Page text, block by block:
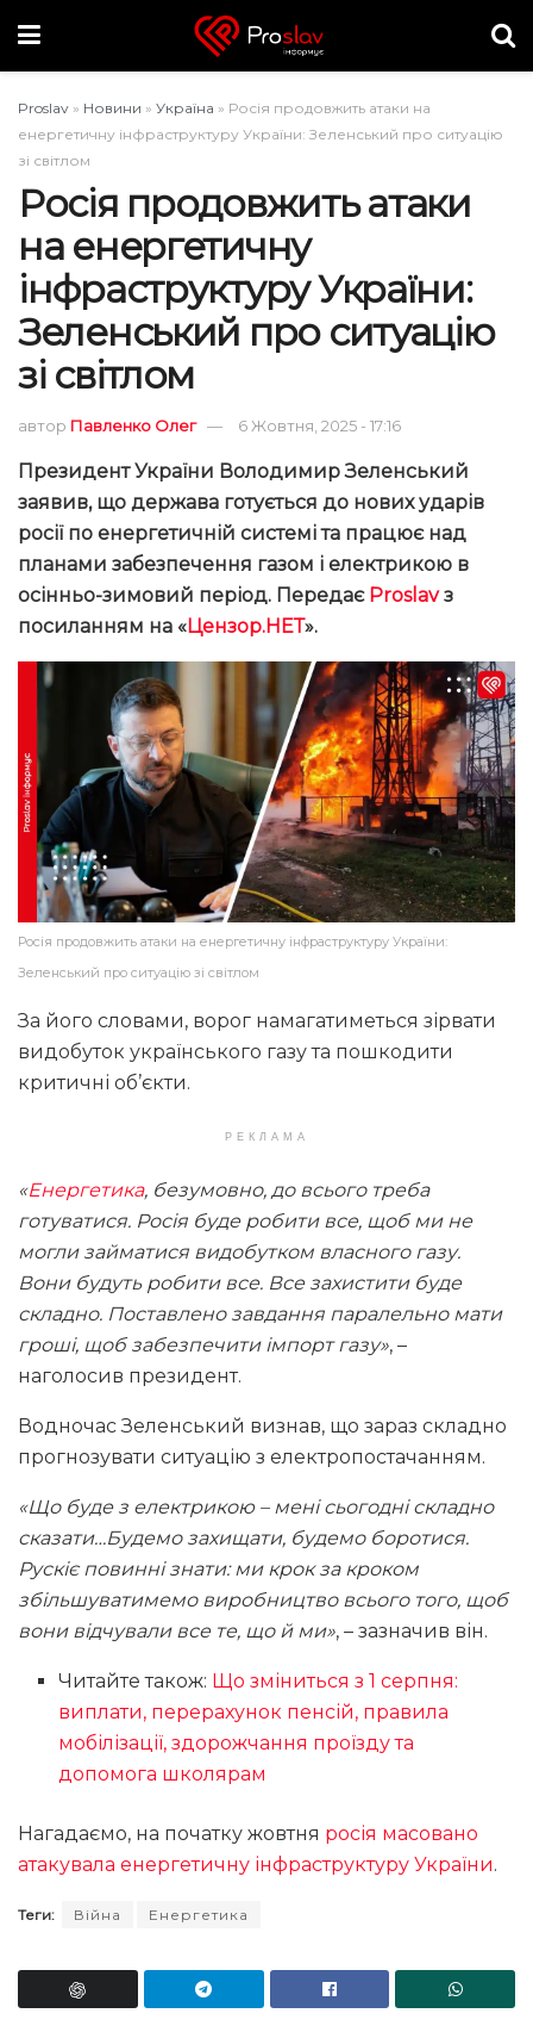
Proslav » Новини » Україна » Росія продовжить атаки на
енергетичну інфраструктуру України: Зеленський про ситуацію
зі світлом
Росія продовжить атаки
на енергетичну
інфраструктуру України:
Зеленський про ситуацію
зі світлом
автор Павленко Олег 6 Жовтня, 2025 - 17:16
Президент України Володимир Зеленський
заявив, що держава готується до нових ударів
росії по енергетичній системі та працює над
планами забезпечення газом і електрикою в
осінньо-зимовий період. Передає Proslav з
посиланням на «Цензор.НЕТ».
Росія продовжить атаки на енергетичну інфраструктуру України:
Зеленський про ситуацію зі світлом
За його словами, ворог намагатиметься зірвати
видобуток українського газу та пошкодити
критичні об’єкти.
РЕКЛАМА
«Енергетика, безумовно, до всього треба
готуватися. Росія буде робити все, щоб ми не
могли займатися видобутком власного газу.
Вони будуть робити все. Все захистити буде
складно. Поставлено завдання паралельно мати
гроші, щоб забезпечити імпорт газу», –
наголосив президент.
Водночас Зеленський визнав, що зараз складно
прогнозувати ситуацію з електропостачанням.
«Що буде з електрикою – мені сьогодні складно
сказати…Будемо захищати, будемо боротися.
Рускіє повинні знати: ми крок за кроком
збільшуватимемо виробництво всього того, щоб
вони відчували все те, що й ми», – зазначив він.
Читайте також: Що зміниться з 1 серпня:
виплати, перерахунок пенсій, правила
мобілізації, здорожчання проїзду та
допомога школярам
Нагадаємо, на початку жовтня росія масовано
атакувала енергетичну інфраструктуру України.
Теги: Війна Енергетика